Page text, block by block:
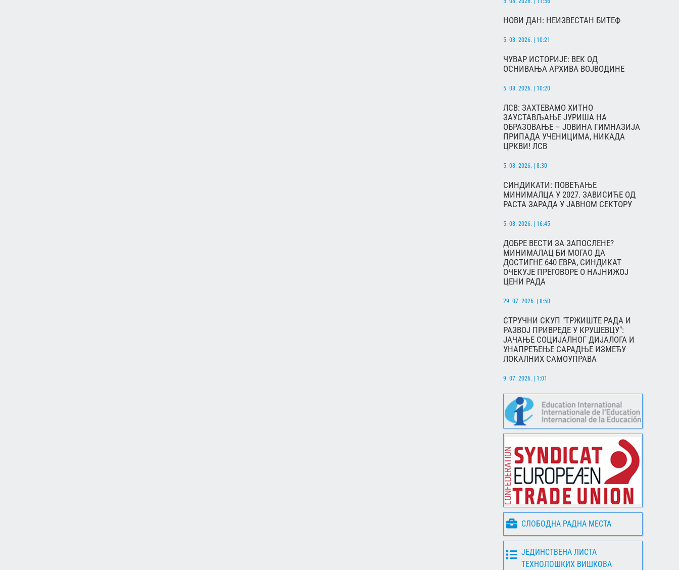
НОВИ ДАН: НЕИЗВЕСТАН БИТЕФ
5. 08. 2026. | 10:21
ЧУВАР ИСТОРИЈЕ: ВЕК ОД
ОСНИВАЊА АРХИВА ВОЈВОДИНЕ
5. 08. 2026. | 10:20
ЛСВ: ЗАХТЕВАМО ХИТНО
ЗАУСТАВЉАЊЕ ЈУРИША НА
ОБРАЗОВАЊЕ – ЈОВИНА ГИМНАЗИЈА
ПРИПАДА УЧЕНИЦИМА, НИКАДА
ЦРКВИ! ЛСВ
5. 08. 2026. | 8:30
СИНДИКАТИ: ПОВЕЋАЊЕ
МИНИМАЛЦА У 2027. ЗАВИСИЋЕ ОД
РАСТА ЗАРАДА У ЈАВНОМ СЕКТОРУ
5. 08. 2026. | 16:45
ДОБРЕ ВЕСТИ ЗА ЗАПОСЛЕНЕ?
МИНИМАЛАЦ БИ МОГАО ДА
ДОСТИГНЕ 640 ЕВРА, СИНДИКАТ
ОЧЕКУЈЕ ПРЕГОВОРЕ О НАЈНИЖОЈ
ЦЕНИ РАДА
29. 07. 2026. | 8:50
СТРУЧНИ СКУП "ТРЖИШТЕ РАДА И
РАЗВОЈ ПРИВРЕДЕ У КРУШЕВЦУ":
ЈАЧАЊЕ СОЦИЈАЛНОГ ДИЈАЛОГА И
УНАПРЕЂЕЊЕ САРАДЊЕ ИЗМЕЂУ
ЛОКАЛНИХ САМОУПРАВА
9. 07. 2026. | 1:01
СЛОБОДНА РАДНА МЕСТА
ЈЕДИНСТВЕНА ЛИСТА
ТЕХНОЛОШКИХ ВИШКОВА